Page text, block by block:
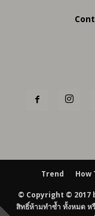
Trend How
© Copyright © 2017
สิทธิ์ห้ามทำซ้ำ ทั้งหมด ห